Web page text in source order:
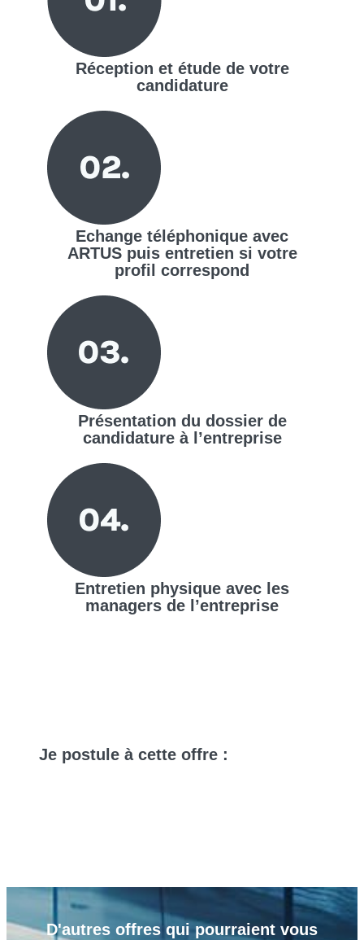
Réception et étude de votre
candidature
Echange téléphonique avec
ARTUS puis entretien si votre
profil correspond
Présentation du dossier de
candidature à l’entreprise
Entretien physique avec les
managers de l’entreprise
Je postule à cette offre :
D'autres offres qui pourraient vous